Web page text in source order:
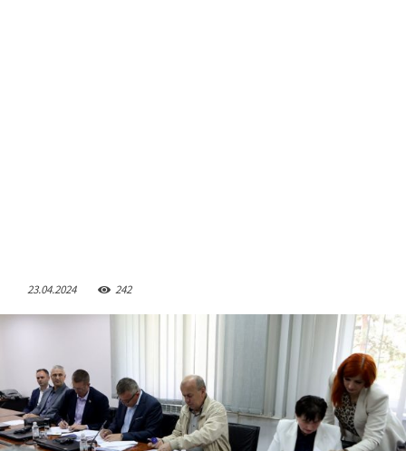
23.04.2024 242